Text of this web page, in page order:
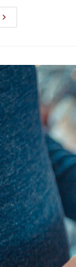
Rollator